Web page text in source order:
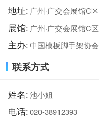
地址: 广州·广交会展馆C区
展馆: 广州·广交会展馆C区
主办:中国模板脚手架协会
联系方式
姓名:池小姐
电话:020-38912393